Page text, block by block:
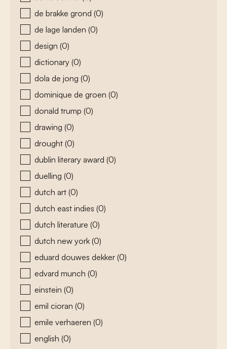
de brakke grond (0)
de lage landen (0)
design (0)
dictionary (0)
dola de jong (0)
dominique de groen (0)
donald trump (0)
drawing (0)
drought (0)
dublin literary award (0)
duelling (0)
dutch art (0)
dutch east indies (0)
dutch literature (0)
dutch new york (0)
eduard douwes dekker (0)
edvard munch (0)
einstein (0)
emil cioran (0)
emile verhaeren (0)
english (0)